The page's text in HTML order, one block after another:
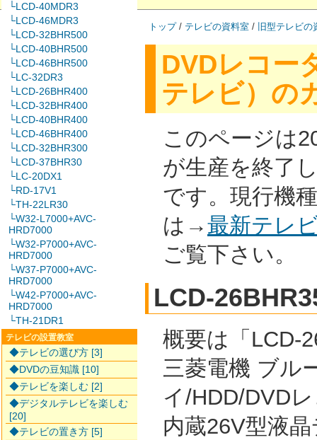
トップ/ テレビの資料室 / 旧型テレビの
DVDレコー
テレビ）の
このページは
が生産を終了
です。現行機
は→最新テレ
ご覧下さい。
LCD-
概要は「LCD-
三菱電機 ブル
イ/HDD/DVD
内蔵26V型液
└LCD-40MDR3
└LCD-46MDR3
└LCD-32BHR500
└LCD-40BHR500
└LCD-46BHR500
└LC-32DR3
└LCD-26BHR400
└LCD-32BHR400
└LCD-40BHR400
└LCD-46BHR400
└LCD-32BHR300
└LCD-37BHR30
└LC-20DX1
└RD-17V1
└TH-22LR30
└W32-L7000+AVC-
HRD7000
└W32-P7000+AVC-
HRD7000
└W37-P7000+AVC-
HRD7000
└W42-P7000+AVC-
HRD7000
└TH-21DR1
テレビの設置教室
◆テレビの選び方 [3]
◆DVDの豆知識 [10]
◆テレビを楽しむ [2]
◆デジタルテレビを楽しむ
[20]
◆テレビの置き方 [5]